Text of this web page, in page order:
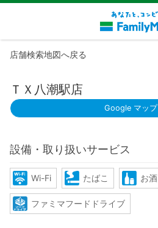
店舗検索地図へ戻る
ＴＸ八潮駅店
Google マップ
設備・取り扱いサービス
Wi-Fi たばこ お酒
ファミマフードドライブ